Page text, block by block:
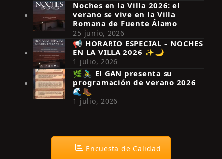
Síguenos en Instagram
Noches en la Villa 2026: el
verano se vive en la Villa
Romana de Fuente Álamo
25 junio, 2026
📢 HORARIO ESPECIAL – NOCHES
EN LA VILLA 2026 ✨🌙
1 julio, 2026
🌿🚴‍♂️ El GAN presenta su
programación de verano 2026
🌊🥾
1 julio, 2026
Encuesta de Calidad